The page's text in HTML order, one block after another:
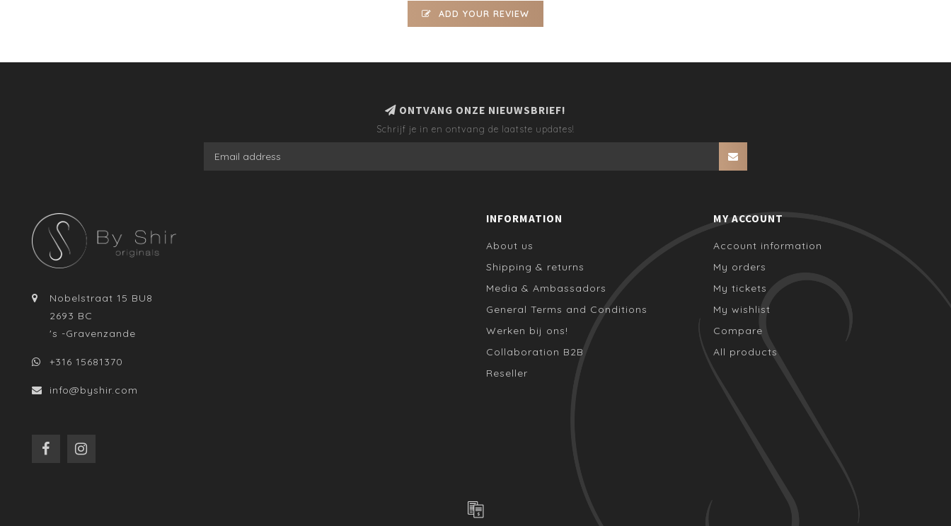
ADD YOUR REVIEW
ONTVANG ONZE NIEUWSBRIEF!
Schrijf je in en ontvang de laatste updates!
Nobelstraat 15 BU8
2693 BC
's -Gravenzande
+316 15681370
info@byshir.com
INFORMATION
About us
Shipping & returns
Media & Ambassadors
General Terms and Conditions
Werken bij ons!
Collaboration B2B
Reseller
MY ACCOUNT
Account information
My orders
My tickets
My wishlist
Compare
All products